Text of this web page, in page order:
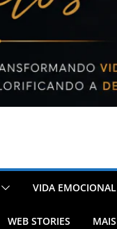
VIDA EMOCIONAL
WEB STORIES MAIS